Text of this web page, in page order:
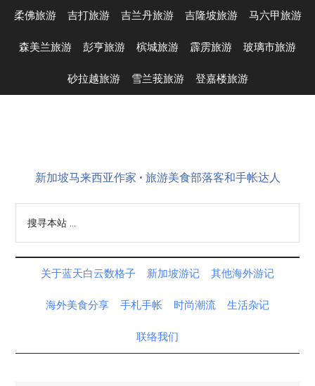
Skip
main
Skip
secondary
Skip
primary
Skip
footer
柔佛旅游 吉打旅游 吉兰丹旅游 吉隆坡旅游 马六甲旅游
森美兰旅游 彭亨旅游 槟城旅游 霹雳旅游 玻璃市旅游
砂拉越旅游 雪兰莪旅游 登嘉楼旅游
新加坡马来西亚作家 • 旅游美食部落客和手帐达人
关于蓝天白云数格子 新加坡游记 其他海外游记
海外美食分享 手札手帐 时尚潮流 生活杂记
联络我们